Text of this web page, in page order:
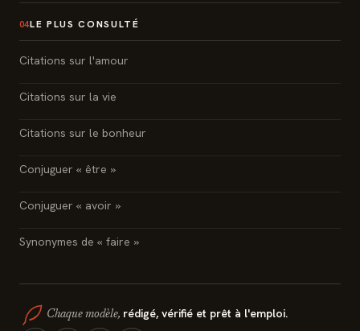
04LE PLUS CONSULTÉ
Citations sur l'amour
Citations sur la vie
Citations sur le bonheur
Conjuguer « être »
Conjuguer « avoir »
Synonymes de « faire »
Chaque modèle, rédigé, vérifié et prêt à l'emploi.